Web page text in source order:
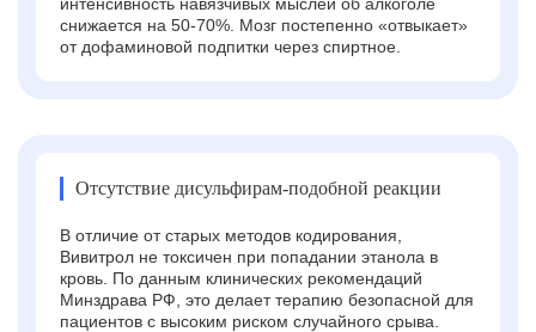
снижается на 50-70%. Мозг постепенно «отвыкает»
от дофаминовой подпитки через спиртное.
Отсутствие дисульфирам-подобной реакции
В отличие от старых методов кодирования,
Вивитрол не токсичен при попадании этанола в
кровь. По данным клинических рекомендаций
Минздрава РФ, это делает терапию безопасной для
пациентов с высоким риском случайного срыва.